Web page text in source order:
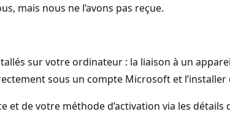
mais nous ne l’avons pas reçue.
sur votre ordinateur : la liaison à un
sous un compte Microsoft et
de votre méthode d’activation via les